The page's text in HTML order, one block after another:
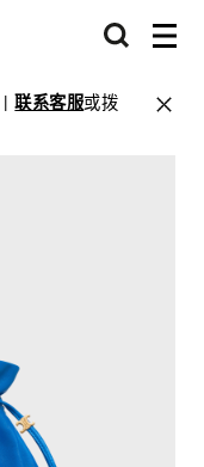
|联系客服或拨